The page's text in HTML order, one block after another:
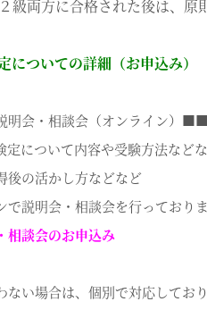
級両方に合格された後は、原
についての詳細（お申込み）
会・相談会（オンライン）■■
定について内容や受験方法など
の活かし方などなど
で説明会・相談会を行っており
談会のお申込み
ない場合は、個別で対応してお